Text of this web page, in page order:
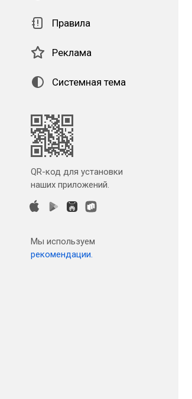
Правила
Реклама
Системная тема
QR-код для установки
наших приложений.
Мы используем
рекомендации.